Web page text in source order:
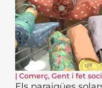
| Comerç, Gent i fet